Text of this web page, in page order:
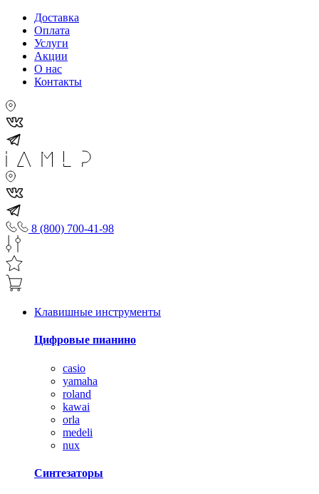
Доставка
Оплата
Услуги
Акции
О нас
Контакты
8 (800) 700-41-98
Клавишные инструменты
Цифровые пианино
casio
yamaha
roland
kawai
orla
medeli
nux
Синтезаторы